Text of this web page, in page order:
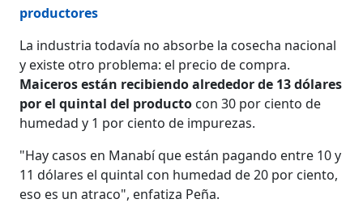
productores
La industria todavía no absorbe la cosecha nacional
y existe otro problema: el precio de compra.
Maiceros están recibiendo alrededor de 13 dólares
por el quintal del producto con 30 por ciento de
humedad y 1 por ciento de impurezas.
"Hay casos en Manabí que están pagando entre 10 y
11 dólares el quintal con humedad de 20 por ciento,
eso es un atraco", enfatiza Peña.